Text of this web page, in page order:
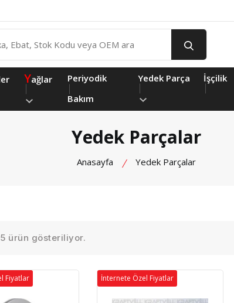
Yağlar
Periyodik
Bakım
Yedek Parça İşçilik
Yedek Parçalar
Anasayfa Yedek Parçalar
ürün gösteriliyor.
Fiyatlar İnternete Özel Fiyatlar